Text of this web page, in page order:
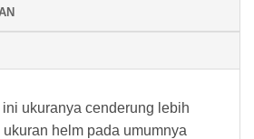
ukuranya cenderung lebih
helm pada umumnya